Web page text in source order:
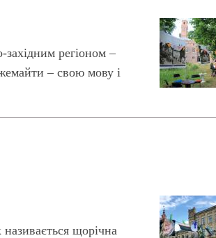
західним регіоном –
– свою мову і
щорічна